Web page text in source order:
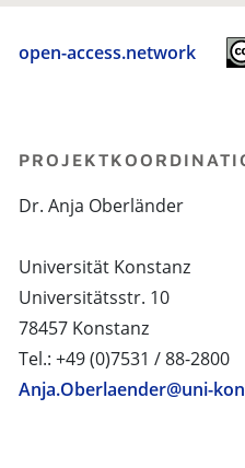
open-access.network
Dr. Anja Oberländer
Universität Konstanz
Universitätsstr. 10
78457 Konstanz
Tel.: +49 (0)7531 / 88-2800
Anja.Oberlaender@uni-